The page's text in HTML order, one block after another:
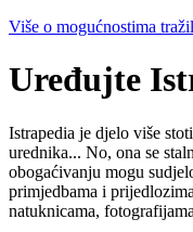
Više o mogućnostima
Uređujte
Istrapedia je djelo više
urednika... No, ona se
obogaćivanju mogu
primjedbama i
natuknicama,